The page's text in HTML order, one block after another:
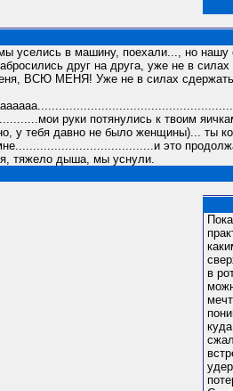
уселись в машину, поехали..., но
друг на друга, уже не в
ВСЮ МЕНЯ! Уже не в силах
руки потянулись к твоим
у тебя давно не было женщины)...
это
тяжело дыша, мы уснули.
в